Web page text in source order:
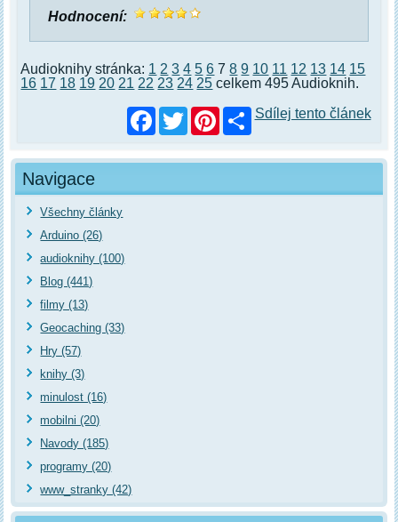
Hodnocení:
Audioknihy stránka: 1 2 3 4 5 6 78 9 10 11 12 13 14 15
16 17 18 19 20 21 22 23 24 25 celkem 495 Audioknih.
Facebook
TwitterPinterestSdílej tento článek
Navigace
Všechny články
Arduino (26)
audioknihy (100)
Blog (441)
filmy (13)
Geocaching (33)
Hry (57)
knihy (3)
minulost (16)
mobilni (20)
Navody (185)
programy (20)
www_stranky (42)